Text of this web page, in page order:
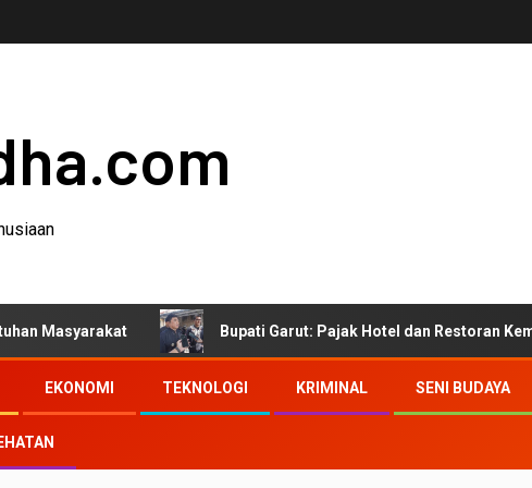
Bupati Garut: Pajak Hotel dan Restoran Kembali ke
EKONOMI TEKNOLOGI KRIMINAL SENI BUDAYA